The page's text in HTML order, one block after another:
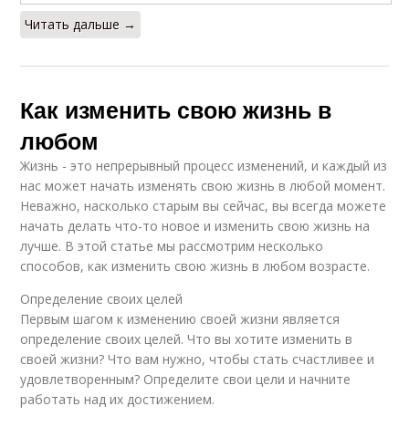
Читать дальше →
Как изменить свою жизнь в
любом
Жизнь - это непрерывный процесс изменений, и каждый из
нас может начать изменять свою жизнь в любой момент.
Неважно, насколько старым вы сейчас, вы всегда можете
начать делать что-то новое и изменить свою жизнь на
лучше. В этой статье мы рассмотрим несколько
способов, как изменить свою жизнь в любом возрасте.
Определение своих целей
Первым шагом к изменению своей жизни является
определение своих целей. Что вы хотите изменить в
своей жизни? Что вам нужно, чтобы стать счастливее и
удовлетворенным? Определите свои цели и начните
работать над их достижением.